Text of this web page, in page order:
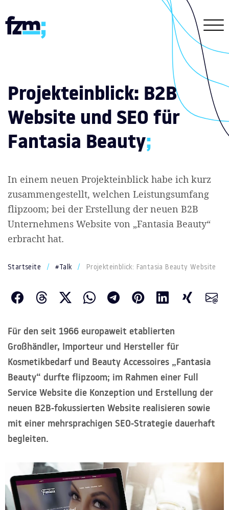
Projekteinblick: B2B
Website und SEO für
Fantasia Beauty;
In einem neuen Projekteinblick habe ich kurz
zusammengestellt, welchen Leistungsumfang
flipzoom; bei der Erstellung der neuen B2B
Unternehmens Website von „Fantasia Beauty“
erbracht hat.
Startseite #Talk Projekteinblick: Fantasia Beauty Website
Für den seit 1966 europaweit etablierten
Großhändler, Importeur und Hersteller für
Kosmetikbedarf und Beauty Accessoires „Fantasia
Beauty“ durfte flipzoom; im Rahmen einer Full
Service Website die Konzeption und Erstellung der
neuen B2B-fokussierten Website realisieren sowie
mit einer mehrsprachigen SEO-Strategie dauerhaft
begleiten.